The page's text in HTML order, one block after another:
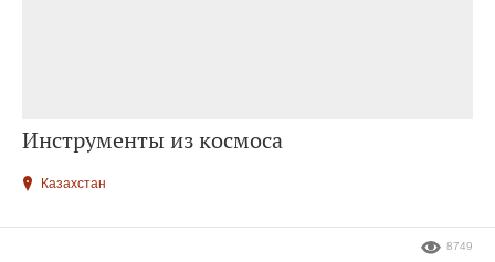
Инструменты из космоса
Казахстан
8749